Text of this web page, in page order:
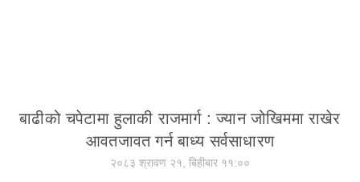
बाढीको चपेटामा हुलाकी राजमार्ग : ज्यान जोखिममा राखेर
आवतजावत गर्न बाध्य सर्वसाधारण
२०८३ श्रावण २१, बिहीबार ११:००